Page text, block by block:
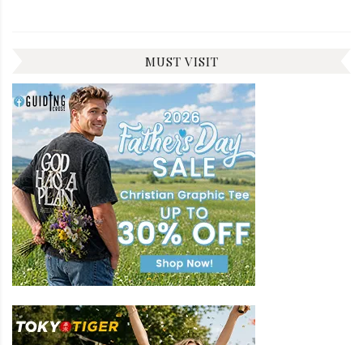
MUST VISIT